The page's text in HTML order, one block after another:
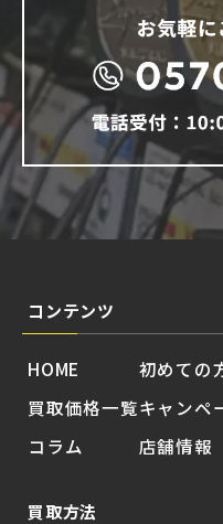
コンテンツ
HOME
買取価格一覧
コラム
初めての
キャンペ
店舗情報
買取方法